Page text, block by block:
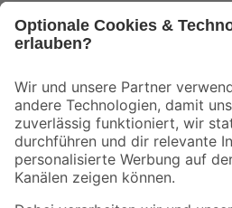
Der toom Newsletter: Keine Angebote und
Zur Newsletter Anmeldung
Folge uns